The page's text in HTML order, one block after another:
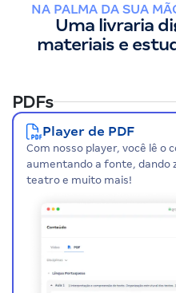
NA PALMA DA SUA
Uma livraria
materiais e
PDFs
Player de PDF
Com nosso player, você lê o
aumentando a fonte, dando
teatro e muito mais!